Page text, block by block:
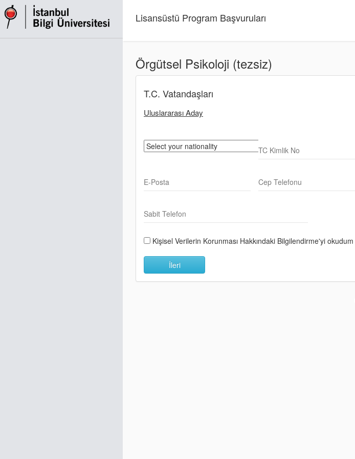
Lisansüstü Program Başvuruları
Örgütsel Psikoloji (tezsiz)
T.C. Vatandaşları
Uluslararası Aday
TC Kimlik No
E-Posta Cep Telefonu
Sabit Telefon
Kişisel Verilerin Korunması Hakkındaki Bilgilendirme'yi okudum
İleri